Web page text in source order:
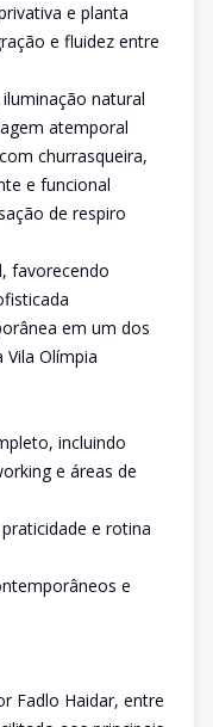
e planta
e fluidez entre
natural
atemporal
churrasqueira,
e funcional
de respiro
favorecendo
em um dos
Olímpia
incluindo
e áreas de
e rotina
e
Fadlo Haidar, entre